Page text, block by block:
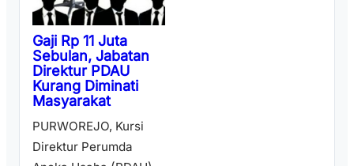
Gaji Rp 11 Juta
Sebulan, Jabatan
Direktur PDAU
Kurang Diminati
Masyarakat
PURWOREJO, Kursi
Direktur Perumda